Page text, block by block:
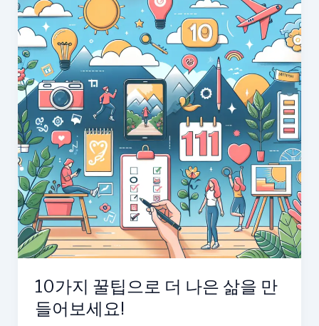
으
로
더
나
은
삶
을
살
아
보
자!
10가지 꿀팁으로 더 나은 삶을 만
들어보세요!